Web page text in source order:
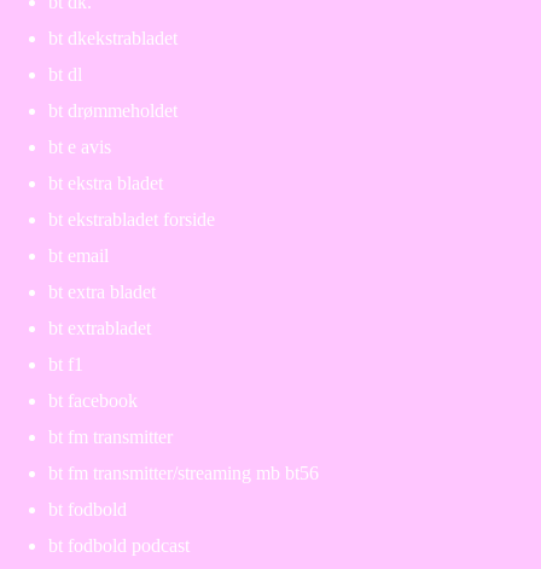
bt dkekstrabladet
bt dl
bt drømmeholdet
bt e avis
bt ekstra bladet
bt ekstrabladet forside
bt email
bt extra bladet
bt extrabladet
bt f1
bt facebook
bt fm transmitter
bt fm transmitter/streaming mb bt56
bt fodbold
bt fodbold podcast